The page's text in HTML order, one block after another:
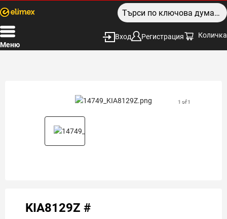
Меню
Вход Регистрация Количка
1 of 1
KIA8129Z #